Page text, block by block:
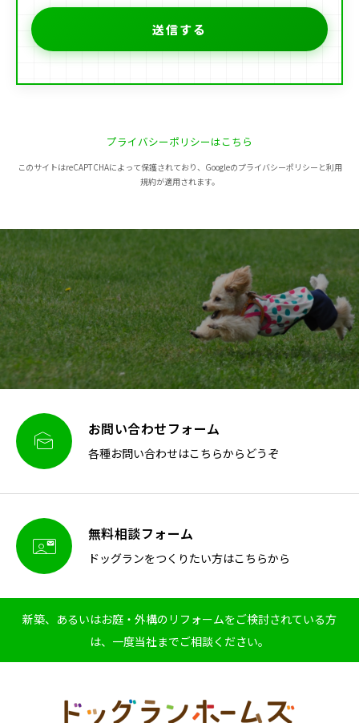
プライバシーポリシーはこちら
このサイトはreCAPTCHAによって保護されており、Googleのプライバシーポリシーと利用
規約が適用されます。
 お問い合わせフォーム
各種お問い合わせはこちらからどうぞ
 無料相談フォーム
ドッグランをつくりたい方はこちらから
新築、あるいはお庭・外構のリフォームをご検討されている方
は、一度当社までご相談ください。